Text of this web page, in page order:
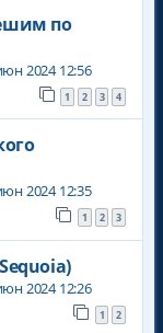
по
2024 12:56
1 2 3 4
2024 12:35
1 2 3
2024 12:26
1 2